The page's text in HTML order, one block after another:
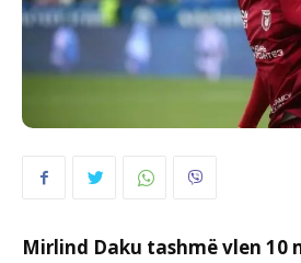
Mirlind Daku tashmë vlen 10